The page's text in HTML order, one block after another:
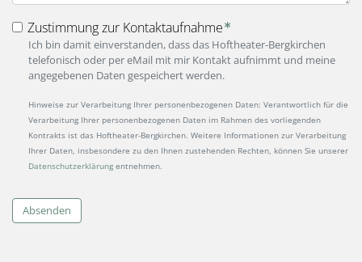
Zustimmung zur Kontaktaufnahme
Ich bin damit einverstanden, dass das Hoftheater-Bergkirchen
telefonisch oder per eMail mit mir Kontakt aufnimmt und meine
angegebenen Daten gespeichert werden.
Hinweise zur Verarbeitung Ihrer personenbezogenen Daten: Verantwortlich für die
Verarbeitung Ihrer personenbezogenen Daten im Rahmen des vorliegenden
Kontrakts ist das Hoftheater-Bergkirchen. Weitere Informationen zur Verarbeitung
Ihrer Daten, insbesondere zu den Ihnen zustehenden Rechten, können Sie unserer
Datenschutzerklärung entnehmen.
Absenden